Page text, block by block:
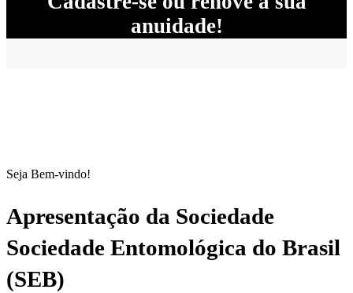
anuidade!
Seja Bem-vindo!
Apresentação da Sociedade
Sociedade Entomológica do Brasil
(SEB)